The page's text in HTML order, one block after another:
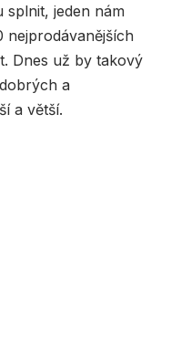
splnit, jeden nám
nejprodávanějších
Dnes už by takový
a
a větší.